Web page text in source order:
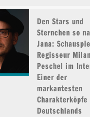
Den Stars und
Sternchen so
Jana:
Regisseur Milan
Peschel im
Einer der
markantesten
Charakterköpfe
Deutschlands